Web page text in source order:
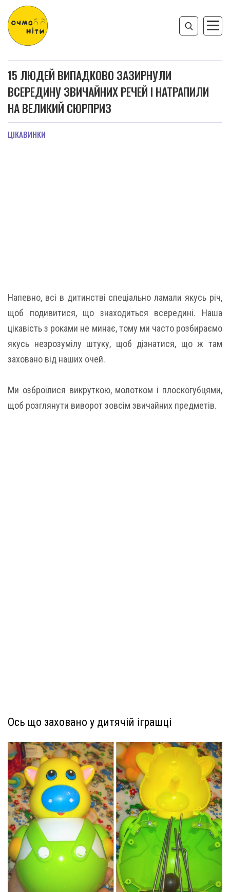
15 ЛЮДЕЙ ВИПАДКОВО ЗАЗИРНУЛИ
ВСЕРЕДИНУ ЗВИЧАЙНИХ РЕЧЕЙ І НАТРАПИЛИ
НА ВЕЛИКИЙ СЮРПРИЗ
ЦІКАВИНКИ
Напевно, всі в дитинстві спеціально ламали якусь річ,
щоб подивитися, що знаходиться всередині. Наша
цікавість з роками не минає, тому ми часто розбираємо
якусь незрозумілу штуку, щоб дізнатися, що ж там
заховано від наших очей.
Ми озброїлися викруткою, молотком і плоскогубцями,
щоб розглянути виворот зовсім звичайних предметів.
Ось що заховано у дитячій іграшці